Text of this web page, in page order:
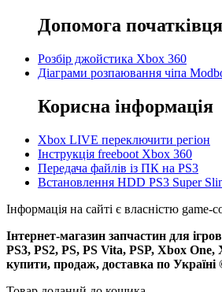
Допомога
Розбір джойстика Xbox 360
Діаграми розпаювання чіпа
Корисна інформація
Xbox LIVE переключити регіон
Інструкція freeboot Xbox 360
Передача файлів із ПК на PS3
Встановлення HDD PS3 Super
Інформація на сайті є власністю game-
Інтернет-магазин запчастин для
PS3, PS2, PS, PS Vita, PSP, Xbox One,
купити, продаж, доставка по Україні